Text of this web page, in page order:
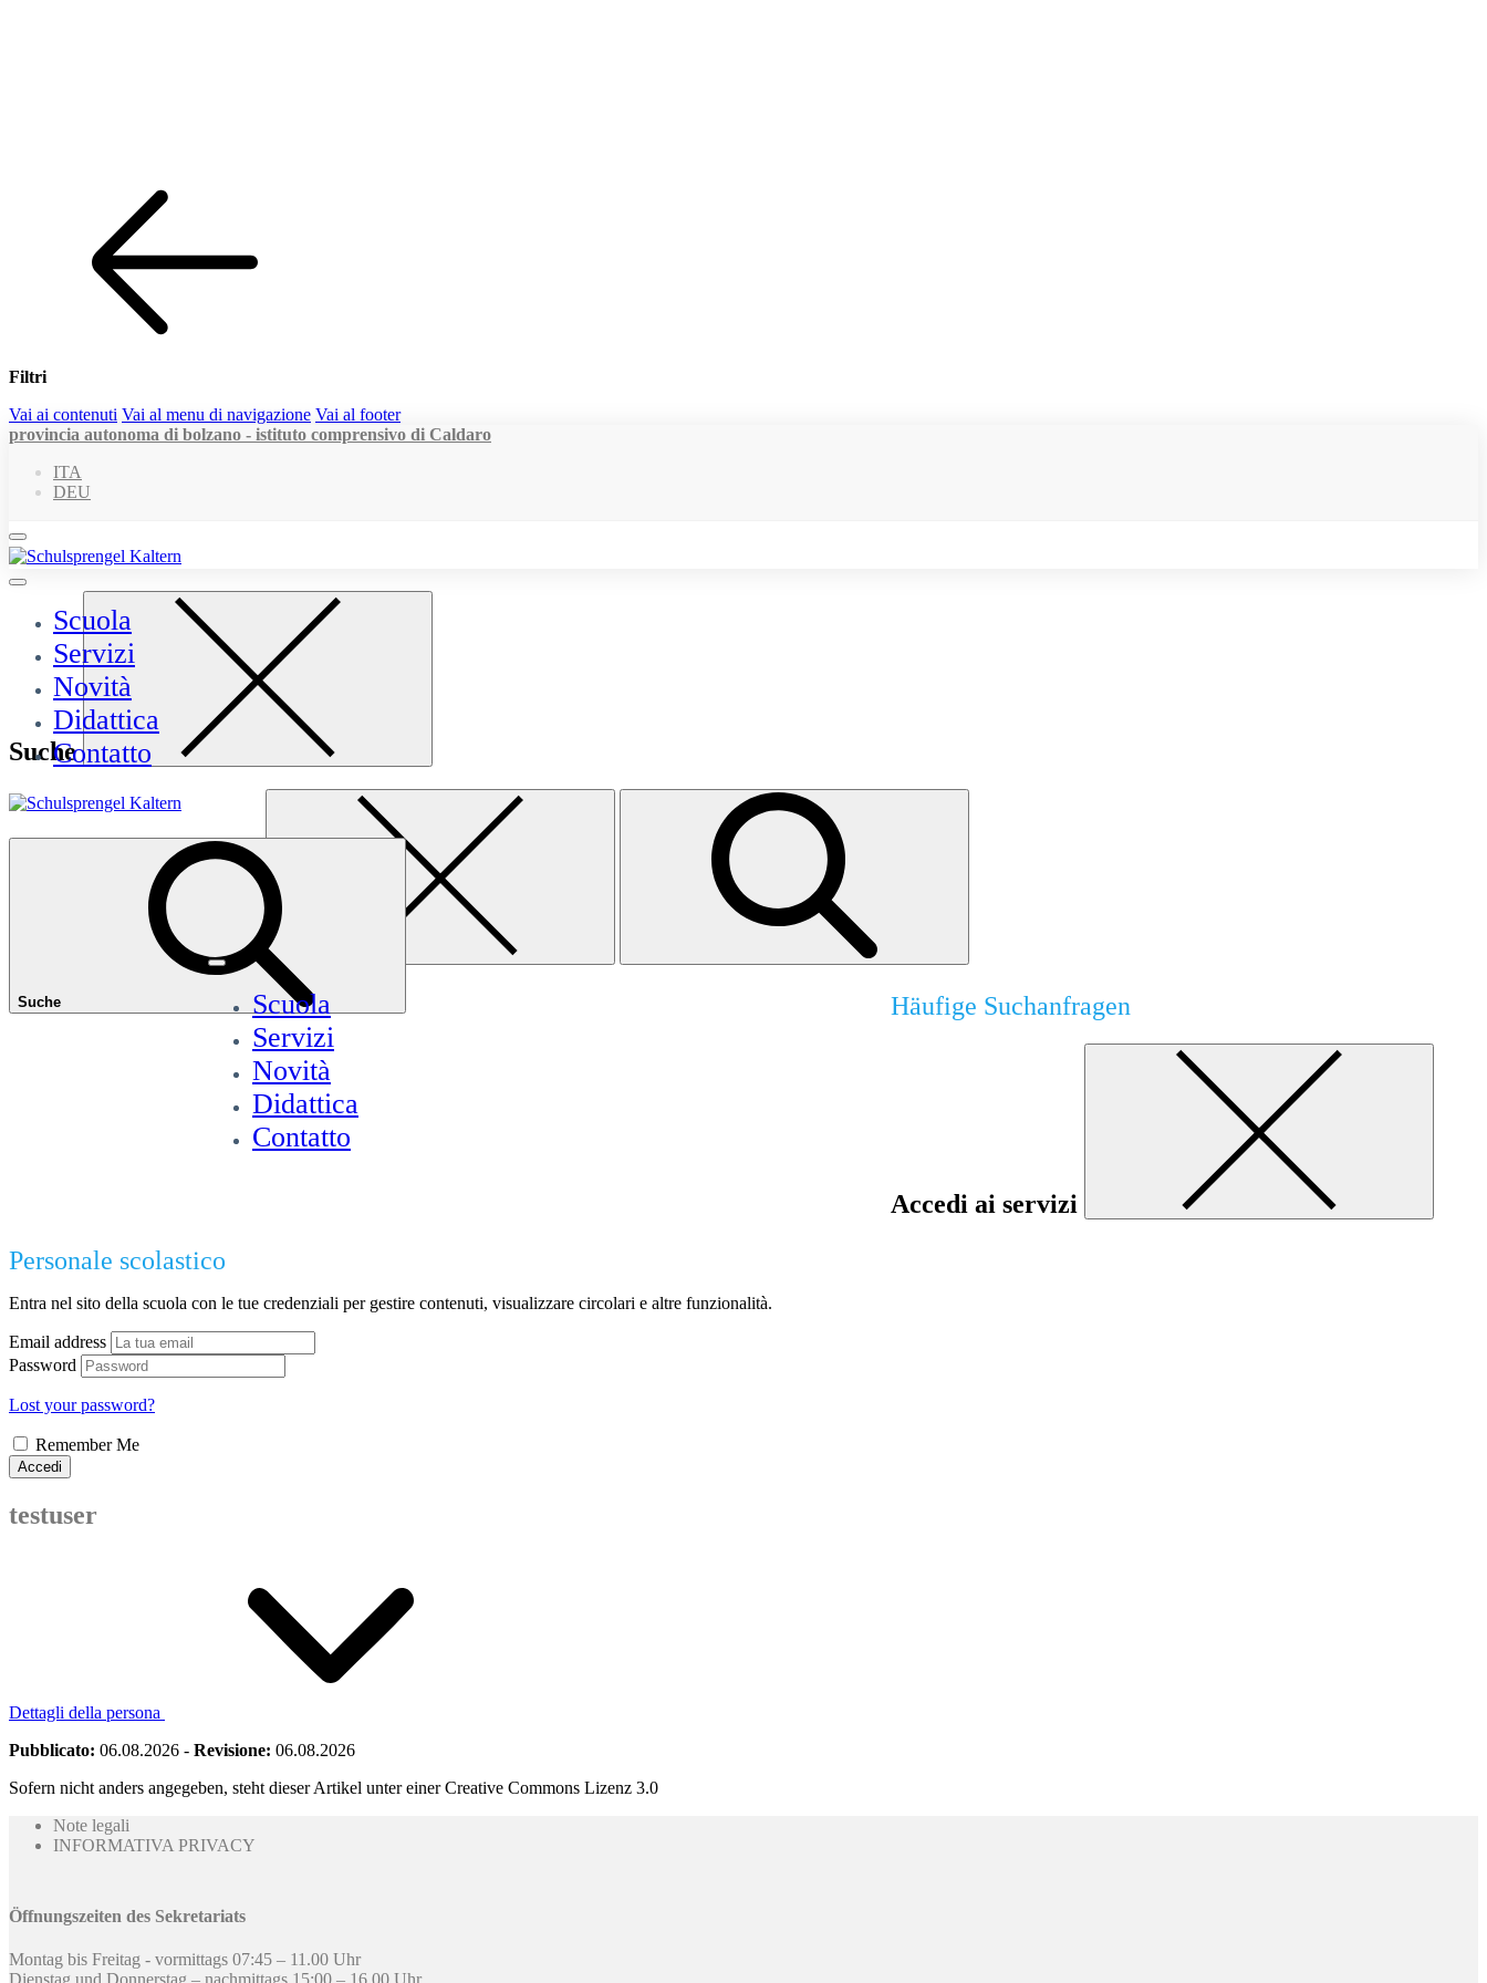
Filtri
Vai ai contenuti Vai al menu di navigazione Vai al footer
provincia autonoma di bolzano - istituto comprensivo di Caldaro
ITA
DEU
Scuola
Servizi
Novità
Didattica
Contatto
Suche
Scuola
Servizi
Novità
Didattica
Contatto
Suche
Häufige Suchanfragen
Accedi ai servizi
Personale scolastico
Entra nel sito della scuola con le tue credenziali per gestire contenuti, visualizzare circolari e altre funzionalità.
Email address
Password
Lost your password?
Remember Me
Accedi
testuser
Dettagli della persona
Pubblicato: 06.08.2026 - Revisione: 06.08.2026
Sofern nicht anders angegeben, steht dieser Artikel unter einer Creative Commons Lizenz 3.0
Note legali
INFORMATIVA PRIVACY
Öffnungszeiten des Sekretariats
Montag bis Freitag - vormittags 07:45 – 11.00 Uhr
Dienstag und Donnerstag – nachmittags 15:00 – 16.00 Uhr